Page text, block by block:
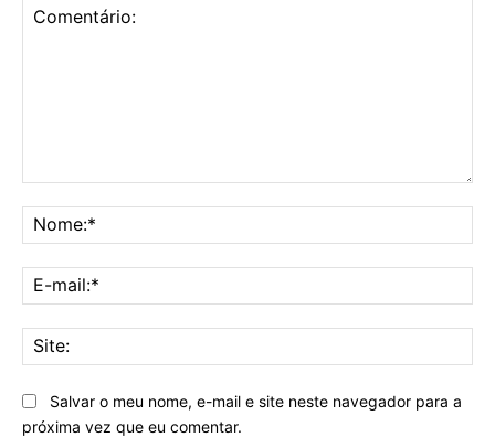
Salvar o meu nome, e-mail e site neste navegador para a
próxima vez que eu comentar.